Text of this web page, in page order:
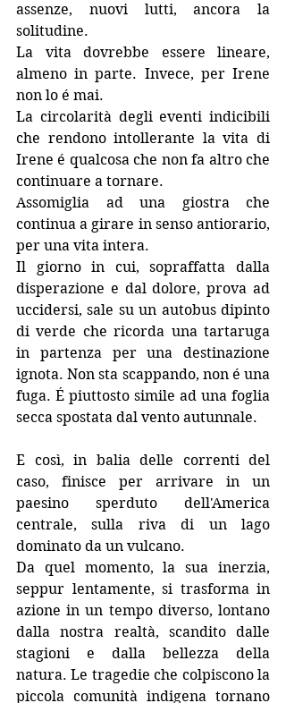
assenze, nuovi lutti, ancora la
solitudine.
La vita dovrebbe essere lineare,
almeno in parte. Invece, per Irene
non lo é mai.
La circolarità degli eventi indicibili
che rendono intollerante la vita di
Irene é qualcosa che non fa altro che
continuare a tornare.
Assomiglia ad una giostra che
continua a girare in senso antiorario,
per una vita intera.
Il giorno in cui, sopraffatta dalla
disperazione e dal dolore, prova ad
uccidersi, sale su un autobus dipinto
di verde che ricorda una tartaruga
in partenza per una destinazione
ignota. Non sta scappando, non é una
fuga. É piuttosto simile ad una foglia
secca spostata dal vento autunnale.
E così, in balia delle correnti del
caso, finisce per arrivare in un
paesino sperduto dell'America
centrale, sulla riva di un lago
dominato da un vulcano.
Da quel momento, la sua inerzia,
seppur lentamente, si trasforma in
azione in un tempo diverso, lontano
dalla nostra realtà, scandito dalle
stagioni e dalla bellezza della
natura. Le tragedie che colpiscono la
piccola comunità indigena tornano